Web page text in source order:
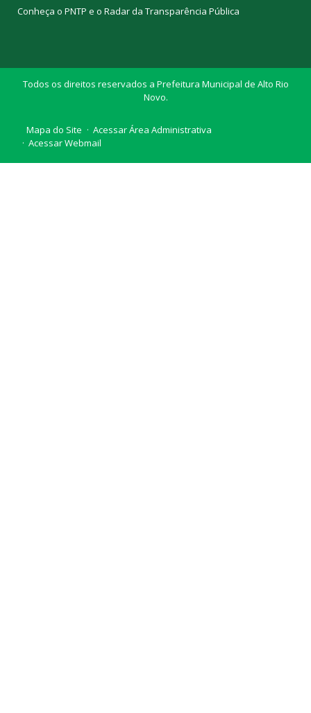
Conheça o PNTP e o Radar da Transparência Pública
Todos os direitos reservados a Prefeitura Municipal de Alto Rio
Novo.
Mapa do Site
Acessar Área Administrativa
Acessar Webmail